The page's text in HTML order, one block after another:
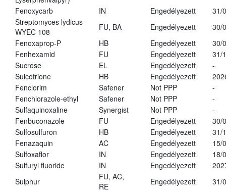
Fenoxycarb IN Engedélyezett
31/
Streptomyces lydicus
WYEC 108
FU, BA Engedélyezett
30/
Fenoxaprop-P
HB Engedélyezett
30/
Fenhexamid
FU Engedélyezett
31/
Sucrose
EL Engedélyezett
-
Sulcotrione
HB Engedélyezett
Fenclorim
Safener Not PPP
-
Fenchlorazole-ethyl
Safener Not PPP
-
Sulfaquinoxaline
Synergist Not PPP
-
Fenbuconazole
FU Engedélyezett
30/
Sulfosulfuron
HB Engedélyezett
31/
Fenazaquin
AC Engedélyezett
15/
Sulfoxaflor
IN Engedélyezett
18/
Sulfuryl fluoride
IN Engedélyezett
Sulphur
FU, AC,
RE
Engedélyezett
31/